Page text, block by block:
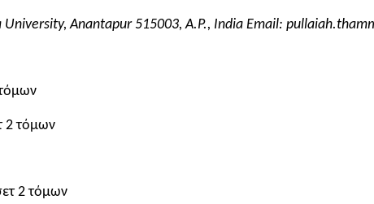
Anantapur 515003, A.P., India Email:
2 τόμων
2 τόμων